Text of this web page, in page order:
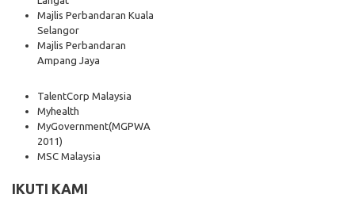
Majlis Perbandaran Kuala
Selangor
Majlis Perbandaran
Ampang Jaya
TalentCorp Malaysia
Myhealth
MyGovernment(MGPWA
2011)
MSC Malaysia
IKUTI KAMI